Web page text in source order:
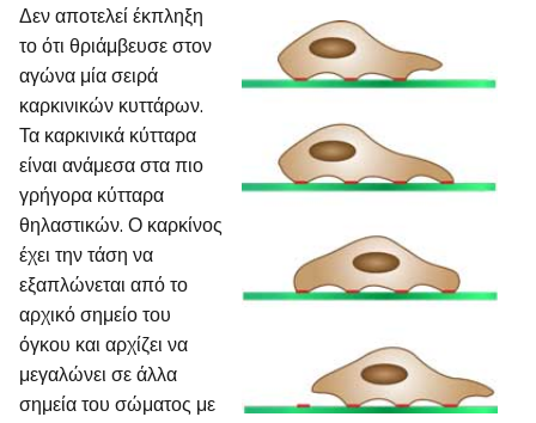
Δεν αποτελεί έκπληξη
το ότι θριάμβευσε στον
αγώνα μία σειρά
καρκινικών κυττάρων.
Τα καρκινικά κύτταρα
είναι ανάμεσα στα πιο
γρήγορα κύτταρα
θηλαστικών. Ο καρκίνος
έχει την τάση να
εξαπλώνεται από το
αρχικό σημείο του
όγκου και αρχίζει να
μεγαλώνει σε άλλα
σημεία του σώματος με